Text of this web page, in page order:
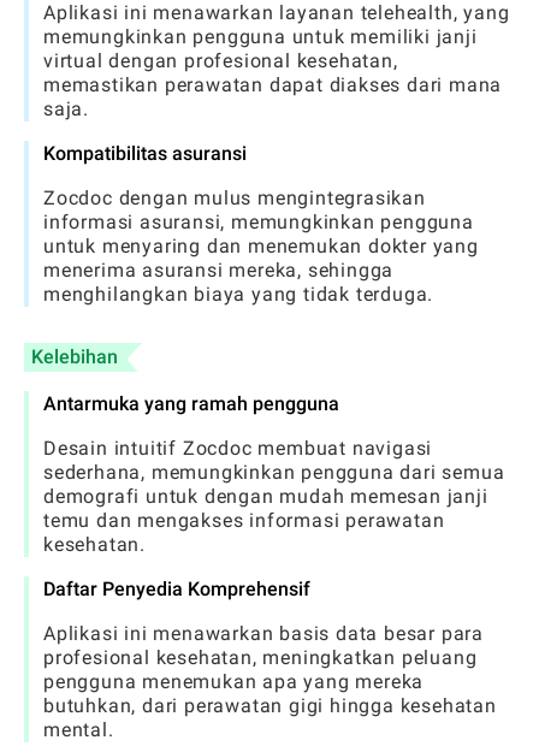
Aplikasi ini menawarkan layanan telehealth, yang
memungkinkan pengguna untuk memiliki janji
virtual dengan profesional kesehatan,
memastikan perawatan dapat diakses dari mana
saja.
Kompatibilitas asuransi
Zocdoc dengan mulus mengintegrasikan
informasi asuransi, memungkinkan pengguna
untuk menyaring dan menemukan dokter yang
menerima asuransi mereka, sehingga
menghilangkan biaya yang tidak terduga.
Kelebihan
Antarmuka yang ramah pengguna
Desain intuitif Zocdoc membuat navigasi
sederhana, memungkinkan pengguna dari semua
demografi untuk dengan mudah memesan janji
temu dan mengakses informasi perawatan
kesehatan.
Daftar Penyedia Komprehensif
Aplikasi ini menawarkan basis data besar para
profesional kesehatan, meningkatkan peluang
pengguna menemukan apa yang mereka
butuhkan, dari perawatan gigi hingga kesehatan
mental.